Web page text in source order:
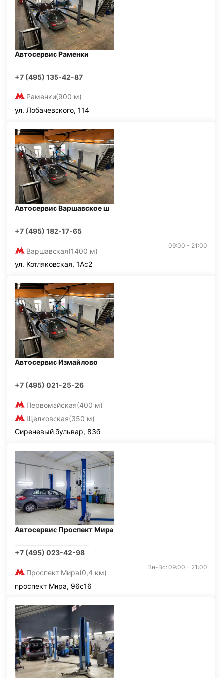
Автосервис Раменки
+7 (495) 135-42-87
Раменки(900 м)
ул. Лобачевского, 114
Автосервис Варшавское ш
+7 (495) 182-17-65
Варшавская(1400 м)
09:00 - 21:00
ул. Котляковская, 1Ас2
Автосервис Измайлово
+7 (495) 021-25-26
Первомайская(400 м)
Щелковская(350 м)
Сиреневый бульвар, 83б
Автосервис Проспект Мира
+7 (495) 023-42-98
Проспект Мира(0,4 км)
Пн-Вс: 09:00 - 21:00
проспект Мира, 96с16